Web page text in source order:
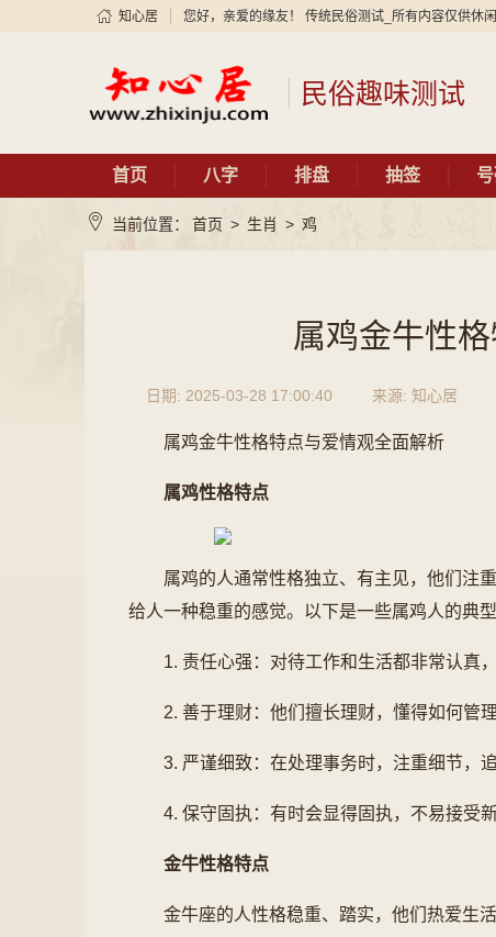
知心居 您好，亲爱的缘友！ 传统民俗测试_所有内容仅供休
民俗趣味测试
首页 八字 排盘 抽签
当前位置： 首页 > 生肖 > 鸡
属鸡金牛性
日期: 2025-03-28 17:00:40 来源: 知心居
属鸡金牛性格特点与爱情观全面解析
属鸡性格特点
属鸡的人通常性格独立、有主见，他们注
给人一种稳重的感觉。以下是一些属鸡人的典型
1. 责任心强：对待工作和生活都非常认真
2. 善于理财：他们擅长理财，懂得如何管
3. 严谨细致：在处理事务时，注重细节，追
4. 保守固执：有时会显得固执，不易接受新
金牛性格特点
金牛座的人性格稳重、踏实，他们热爱生